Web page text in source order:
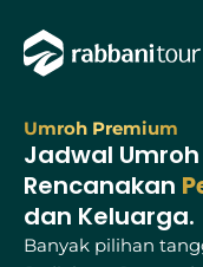
konten
Umroh Premium
Jadwal
Rencanakan
dan Keluarga.
Banyak pilihan